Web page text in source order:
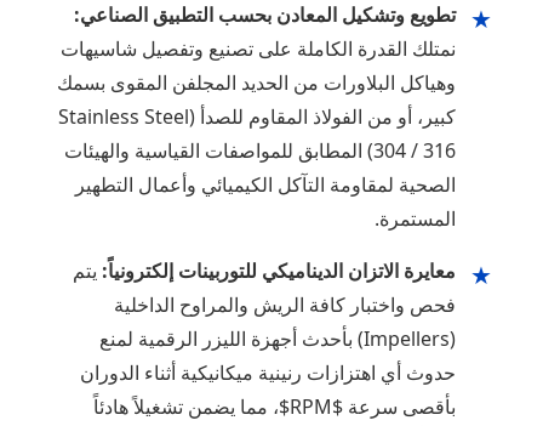
★
تطويع وتشكيل المعادن بحسب التطبيق الصناعي:
نمتلك القدرة الكاملة على تصنيع وتفصيل شاسيهات
وهياكل البلاورات من الحديد المجلفن المقوى بسمك
كبير، أو من الفولاذ المقاوم للصدأ (Stainless Steel
304 / 316) المطابق للمواصفات القياسية والهيئات
الصحية لمقاومة التآكل الكيميائي وأعمال التطهير
المستمرة.
★ معايرة الاتزان الديناميكي للتوربينات إلكترونياً: يتم
فحص واختبار كافة الريش والمراوح الداخلية
(Impellers) بأحدث أجهزة الليزر الرقمية لمنع
حدوث أي اهتزازات رنينية ميكانيكية أثناء الدوران
بأقصى سرعة $RPM$، مما يضمن تشغيلاً هادئاً